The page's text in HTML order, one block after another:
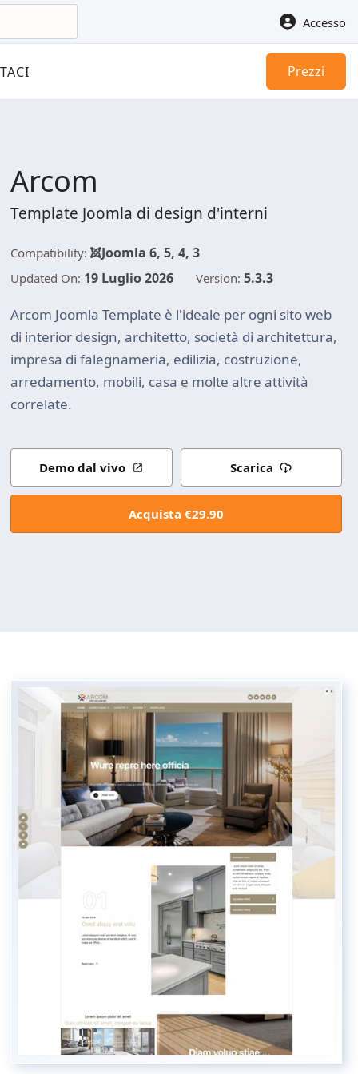
Accesso
Prezzi
Arcom
Template Joomla di design d'interni
Compatibility: Joomla 6, 5, 4, 3
Updated On: 19 Luglio 2026 Version:5.3.3
Arcom Joomla Template è l'ideale per ogni sito web
di interior design, architetto, società di architettura,
impresa di falegnameria, edilizia, costruzione,
arredamento, mobili, casa e molte altre attività
correlate.
Demo dal vivo Scarica
Acquista €29.90